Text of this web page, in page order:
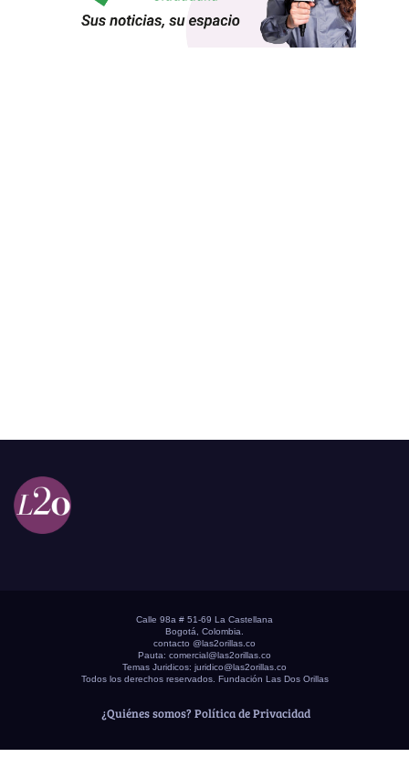
Calle 98a # 51-69 La Castellana
Bogotá, Colombia.
contacto @las2orillas.co
Pauta: comercial@las2orillas.co
Temas Juridicos: juridico@las2orillas.co
Todos los derechos reservados. Fundación Las Dos Orillas
¿Quiénes somos? Política de Privacidad